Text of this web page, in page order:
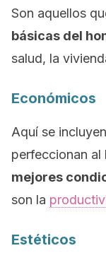
Son aquellos
básicas del
salud, la
Económicos
Aquí se
perfeccionan al
mejores
son la
Estéticos